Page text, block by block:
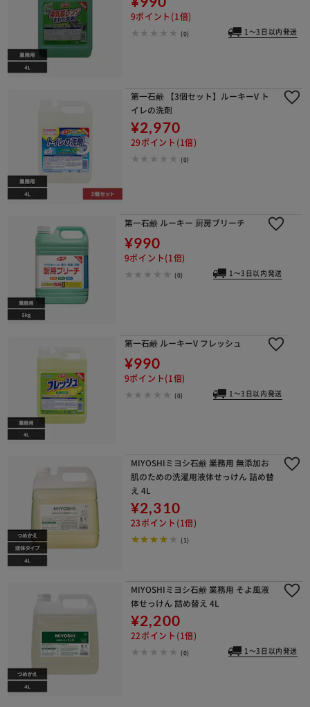
9ポイント(1倍)
(0) 1～3日以内発送
第一石鹸 【3個セット】ルーキーV ト
イレの洗剤
¥2,970
29ポイント(1倍)
(0)
第一石鹸 ルーキー 厨房ブリーチ
¥990
9ポイント(1倍)
(0) 1～3日以内発送
第一石鹸 ルーキーV フレッシュ
¥990
9ポイント(1倍)
(0) 1～3日以内発送
MIYOSHIミヨシ石鹸 業務用 無添加お
肌のための洗濯用液体せっけん 詰め替
え 4L
¥2,310
23ポイント(1倍)
(1)
MIYOSHIミヨシ石鹸 業務用 そよ風液
体せっけん 詰め替え 4L
¥2,200
22ポイント(1倍)
(0) 1～3日以内発送